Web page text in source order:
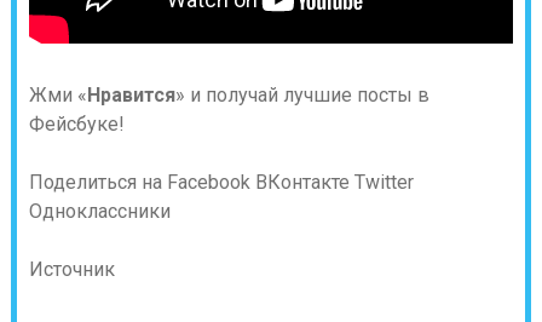
Жми «Нравится» и получай лучшие посты в
Фейсбуке!
Поделиться на Facebook ВКонтакте Twitter
Одноклассники
Источник